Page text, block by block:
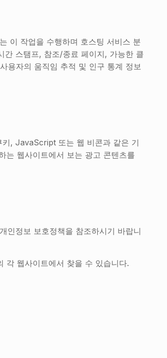
이 작업을 수행하며 호스팅 서비스 분
간 스탬프, 참조/종료 페이지, 가능한 클
용자의 움직임 추적 및 인구 통계 정보
, JavaScript 또는 웹 비콘과 같은 기
는 웹사이트에서 보는 광고 콘텐츠를
인정보 보호정책을 참조하시기 바랍니
각 웹사이트에서 찾을 수 있습니다.